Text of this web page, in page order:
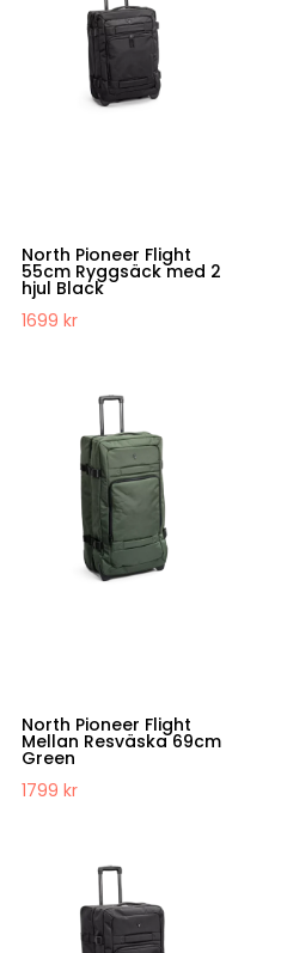
North Pioneer Flight
55cm Ryggsäck med 2
hjul Black
1699kr
North Pioneer Flight
Mellan Resväska 69cm
Green
1799kr